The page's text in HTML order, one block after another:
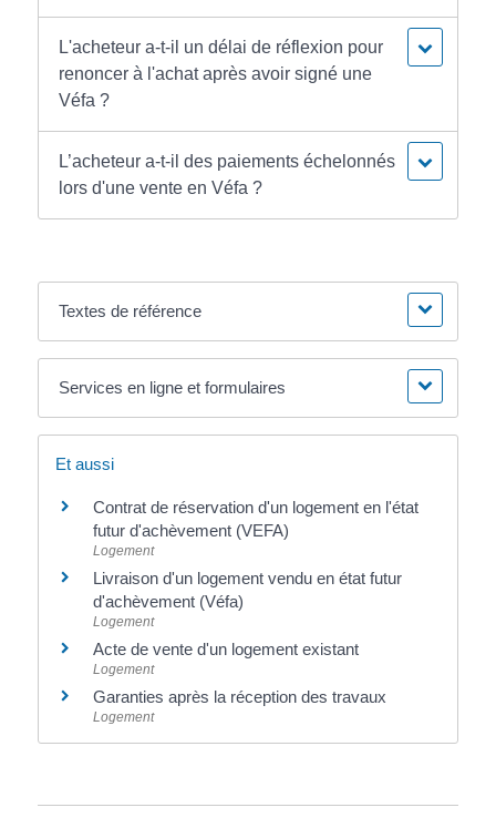
L'acheteur a-t-il un délai de réflexion pour
renoncer à l'achat après avoir signé une
Véfa ?
L’acheteur a-t-il des paiements échelonnés
lors d'une vente en Véfa ?
Textes de référence
Services en ligne et formulaires
Et aussi
Contrat de réservation d'un logement en l'état
futur d'achèvement (VEFA)
Logement
Livraison d'un logement vendu en état futur
d'achèvement (Véfa)
Logement
Acte de vente d'un logement existant
Logement
Garanties après la réception des travaux
Logement